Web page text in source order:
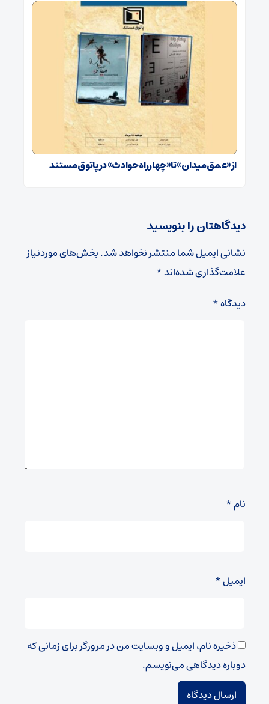
از «عمق میدان» تا «چهارراه حوادث» در پاتوق مستند
دیدگاهتان را بنویسید
نشانی ایمیل شما منتشر نخواهد شد.بخش‌های موردنیاز
علامت‌گذاری شده‌اند*
دیدگاه*
نام*
ایمیل*
ذخیره نام، ایمیل و وبسایت من در مرورگر برای زمانی که
دوباره دیدگاهی می‌نویسم.